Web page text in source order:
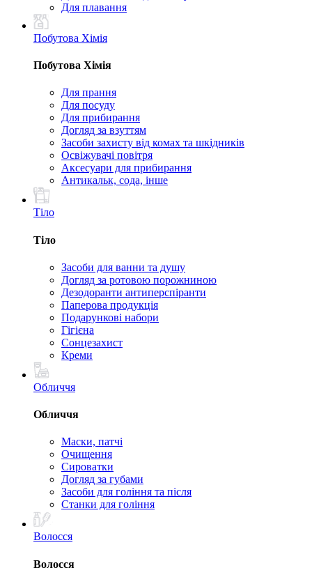
Для плавання
Побутова Хімія
Побутова Хімія
Для прання
Для посуду
Для прибирання
Догляд за взуттям
Засоби захисту від комах та шкідників
Освіжувачі повітря
Аксесуари для прибирання
Антикальк, сода, інше
Тіло
Тіло
Засоби для ванни та душу
Догляд за ротовою порожниною
Дезодоранти антиперспіранти
Паперова продукція
Подарункові набори
Гігієна
Сонцезахист
Креми
Обличчя
Обличчя
Маски, патчі
Очищення
Сироватки
Догляд за губами
Засоби для гоління та після
Станки для гоління
Волосся
Волосся